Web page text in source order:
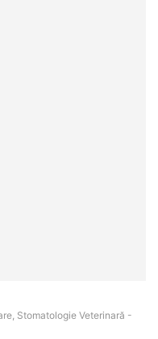
Stomatologie Veterinară -